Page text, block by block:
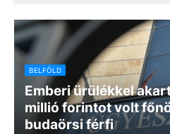
BELFÖLD
Emberi ürülékkel
millió forintot volt
budaörsi férfi